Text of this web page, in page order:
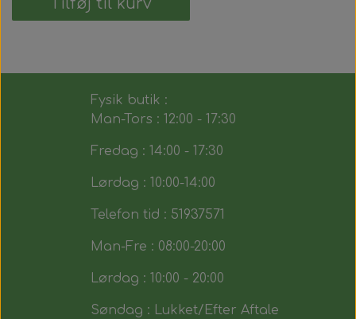
Tilføj til kurv
Fysik butik :
Man-Tors : 12:00 - 17:30
Fredag : 14:00 - 17:30
Lørdag : 10:00-14:00
Telefon tid : 51937571
Man-Fre : 08:00-20:00
Lørdag : 10:00 - 20:00
Søndag : Lukket/Efter Aftale